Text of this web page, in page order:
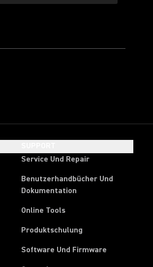
Service Und Repair
Benutzerhandbücher Und
Dokumentation
Online Tools
Produktschulung
Software Und Firmware